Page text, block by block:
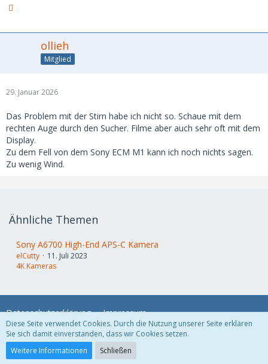
ollieh
Mitglied
29. Januar 2026
Das Problem mit der Stirn habe ich nicht so. Schaue mit dem
rechten Auge durch den Sucher. Filme aber auch sehr oft mit dem
Display.
Zu dem Fell von dem Sony ECM M1 kann ich noch nichts sagen.
Zu wenig Wind.
Ähnliche Themen
Sony A6700 High-End APS-C Kamera
elCutty
11. Juli 2023
4K Kameras
Datenschutzerklärung Impressum
Community-Software:
Diese Seite verwendet Cookies. Durch die Nutzung unserer Seite erklären
Sie sich damit einverstanden, dass wir Cookies setzen.
Weitere Informationen
Schließen